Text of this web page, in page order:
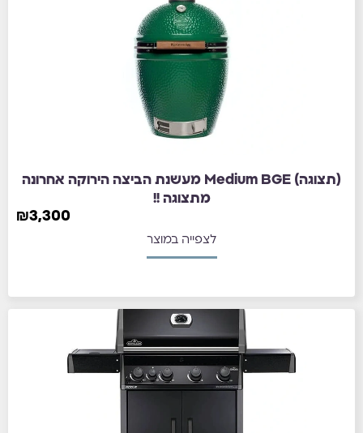
(תצוגה) Medium BGE מעשנת הביצה הירוקה אחרונה
מתצוגה !!
₪3,300
לצפייה במוצר